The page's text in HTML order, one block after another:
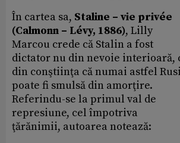
În cartea sa, Staline – vie privée
(Calmonn – Lévy, 1886), Lilly
Marcou crede că Stalin a fost
dictator nu din nevoie interioară,
din conştiinţa că numai astfel
poate fi smulsă din amorţire.
Referindu-se la primul val de
represiune, cel împotriva
ţărănimii, autoarea notează: